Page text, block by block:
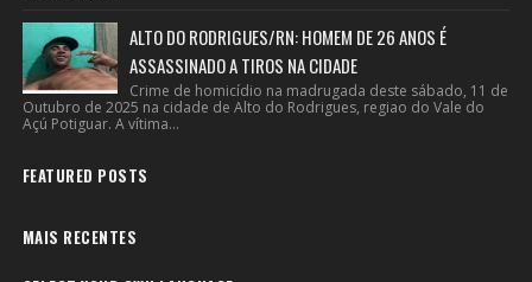
ALTO DO RODRIGUES/RN: HOMEM DE 26 ANOS É
ASSASSINADO A TIROS NA CIDADE
Crime de homicídio na madrugada deste sábado, 11 de
Outubro de 2025 na cidade de Alto do Rodrigues, regiao do Vale do
Açú Potiguar. A vítima...
FEATURED POSTS
MAIS RECENTES